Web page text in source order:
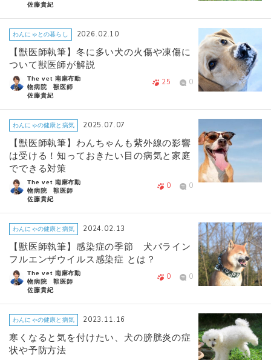
佐藤貴紀
わんにゃとの暮らし 2026.02.10
【獣医師執筆】冬に多い犬の火傷や凍傷に
ついて獣医師が解説
The vet 南麻布動
物病院 獣医師
佐藤貴紀
25 0
わんにゃの健康と病気 2025.07.07
【獣医師執筆】わんちゃんも紫外線の影響
は受ける！知っておきたい目の病気と家庭
でできる対策
The vet 南麻布動
物病院 獣医師
佐藤貴紀
0 0
わんにゃの健康と病気 2024.02.13
【獣医師執筆】感染症の季節 犬パライン
フルエンザウイルス感染症 とは？
The vet 南麻布動
物病院 獣医師
佐藤貴紀
0 0
わんにゃの健康と病気 2023.11.16
寒くなると気を付けたい、犬の膀胱炎の症
状や予防方法